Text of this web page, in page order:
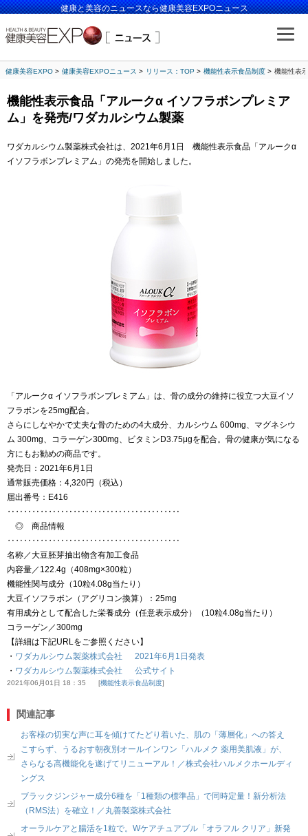
健康と美容のニュースなら健康美容EXPOニュース
健康美容EXPO 健康美容EXPOニュース リリース：TOP 機能性表示食品制度 機能性表
機能性表示食品「アルークα イソフラボンプレミア
ム」を発売/ワダカルシウム製薬
ワダカルシウム製薬株式会社は、2021年6月1日 機能性表示食品「アルークα
イソフラボンプレミアム」の発売を開始しました。
「アルークα イソフラボンプレミアム」は、骨の成分の維持に役立つ大豆イソ
フラボンを25mg配合。
さらにしなやかで丈夫な骨のための4大成分、カルシウム 600mg、マグネシウ
ム 300mg、コラーゲン300mg、ビタミンD3.75μgを配合。骨の健康が気になる
方にもお勧めの商品です。
発売日：2021年6月1日
通常販売価格：4,320円（税込）
届出番号：E416
‥‥‥‥‥‥‥‥‥‥‥‥‥‥‥‥‥‥‥‥‥
◎ 商品情報
‥‥‥‥‥‥‥‥‥‥‥‥‥‥‥‥‥‥‥‥‥
名称／大豆胚芽抽出物含有加工食品
内容量／122.4g（408mg×300粒）
機能性関与成分（10粒4.08g当たり）
大豆イソフラボン（アグリコン換算）：25mg
有用成分として配合した栄養成分（任意表示成分）（10粒4.08g当たり）
コラーゲン／300mg
【詳細は下記URLをご参照ください】
・ ワダカルシウム製薬株式会社 2021年6月1日発表
・ ワダカルシウム製薬株式会社 公式サイト
2021年06月01日 18：35 機能性表示食品制度
関連記事
お客様の切実な声に耳を傾けてたどり着いた、肌の「薄層化」への答え
こすらず、うるおす朝夜別オールインワン「ハルメク 薬用美肌液」が、
さらなる高機能化を遂げてリニューアル！／株式会社ハルメクホールディ
ングス
ブラックジンジャー成分6種を「1種類の標準品」で同時定量！新分析法
（RMS法）を確立！／丸善製薬株式会社
オーラルケアと腸活を1粒で。Wケアチュアブル「オラフル クリア」新発